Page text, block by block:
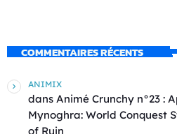
COMMENTAIRES RÉCENTS
ANIMIX
dans Animé Crunchy n°23 :
Mynoghra: World Conquest
of Ruin